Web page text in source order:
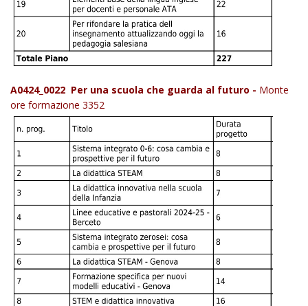
A0424_0022 Per una scuola che guarda al futuro - Monte
ore formazione 3352